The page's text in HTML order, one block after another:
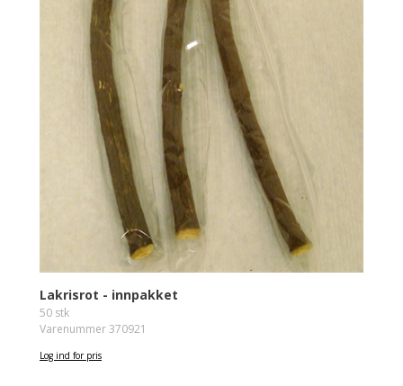
Lakrisrot - innpakket
50 stk
Varenummer 370921
Log ind for pris